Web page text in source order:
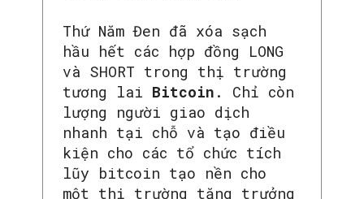
Thứ Năm Đen đã xóa sạch
hầu hết các hợp đồng LONG
và SHORT trong thị trường
tương lai Bitcoin . Chỉ còn
lượng người giao dịch
nhanh tại chỗ và tạo điều
kiện cho các tổ chức tích
lũy bitcoin tạo nền cho
một thị trường tăng trưởng